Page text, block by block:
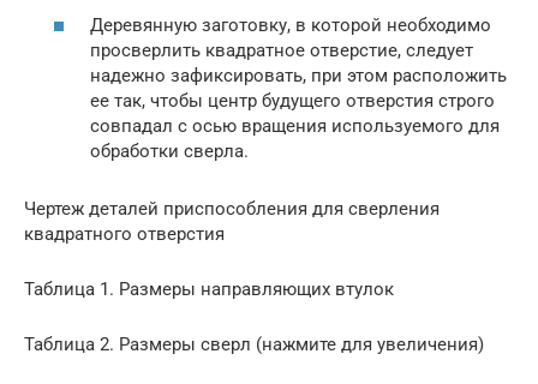
Деревянную заготовку, в которой необходимо
просверлить квадратное отверстие, следует
надежно зафиксировать, при этом расположить
ее так, чтобы центр будущего отверстия строго
совпадал с осью вращения используемого для
обработки сверла.
Чертеж деталей приспособления для сверления
квадратного отверстия
Таблица 1. Размеры направляющих втулок
Таблица 2. Размеры сверл (нажмите для увеличения)